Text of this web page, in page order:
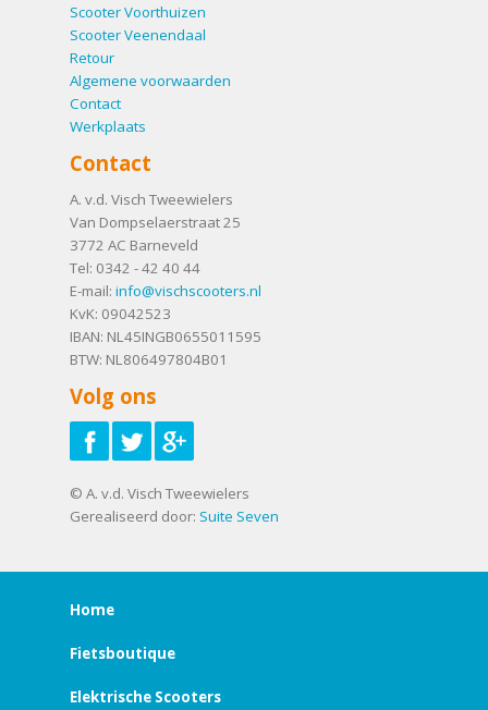
Scooter Voorthuizen
Scooter Veenendaal
Retour
Algemene voorwaarden
Contact
Werkplaats
Contact
A. v.d. Visch Tweewielers
Van Dompselaerstraat 25
3772 AC Barneveld
Tel: 0342 - 42 40 44
E-mail: info@vischscooters.nl
KvK: 09042523
IBAN: NL45INGB0655011595
BTW: NL806497804B01
Volg ons
© A. v.d. Visch Tweewielers
Gerealiseerd door: Suite Seven
Home
Fietsboutique
Elektrische Scooters